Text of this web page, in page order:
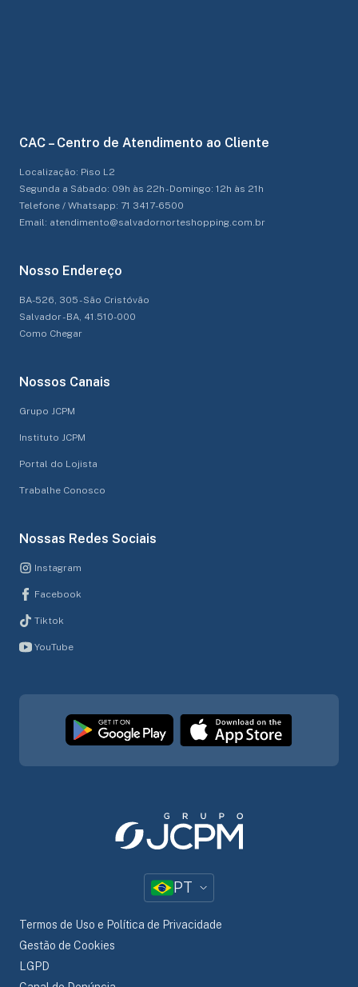
CAC – Centro de Atendimento ao Cliente
Localização: Piso L2
Segunda a Sábado: 09h às 22h - Domingo: 12h às 21h
Telefone / Whatsapp: 71 3417-6500
Email: atendimento@salvadornorteshopping.com.br
Nosso Endereço
BA-526, 305 - São Cristóvão
Salvador - BA, 41.510-000
Como Chegar
Nossos Canais
Grupo JCPM
Instituto JCPM
Portal do Lojista
Trabalhe Conosco
Nossas Redes Sociais
Instagram
Facebook
Tiktok
YouTube
PT
Termos de Uso e Política de Privacidade
Gestão de Cookies
LGPD